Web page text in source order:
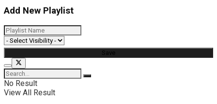
Add New Playlist
No Result
View All Result